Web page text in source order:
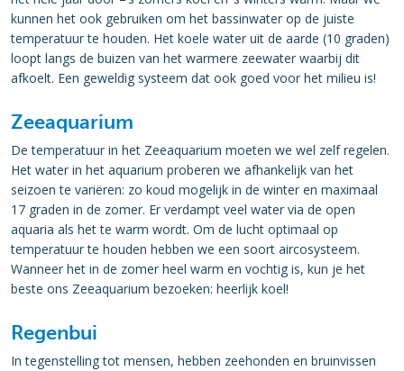
kunnen het ook gebruiken om het bassinwater op de juiste
temperatuur te houden. Het koele water uit de aarde (10 graden)
loopt langs de buizen van het warmere zeewater waarbij dit
afkoelt. Een geweldig systeem dat ook goed voor het milieu is!
Zeeaquarium
De temperatuur in het Zeeaquarium moeten we wel zelf regelen.
Het water in het aquarium proberen we afhankelijk van het
seizoen te variëren: zo koud mogelijk in de winter en maximaal
17 graden in de zomer. Er verdampt veel water via de open
aquaria als het te warm wordt. Om de lucht optimaal op
temperatuur te houden hebben we een soort aircosysteem.
Wanneer het in de zomer heel warm en vochtig is, kun je het
beste ons Zeeaquarium bezoeken: heerlijk koel!
Regenbui
In tegenstelling tot mensen, hebben zeehonden en bruinvissen